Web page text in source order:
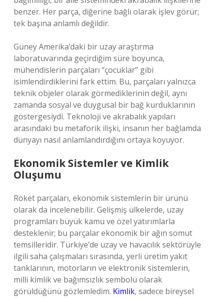
benzer. Her parça, diğerine bağlı olarak işlev görür;
tek başına anlamlı değildir.
Güney Amerika’daki bir uzay araştırma
laboratuvarında geçirdiğim süre boyunca,
mühendislerin parçaları “çocuklar” gibi
isimlendirdiklerini fark ettim. Bu, parçaları yalnızca
teknik objeler olarak görmediklerinin değil, aynı
zamanda sosyal ve duygusal bir bağ kurduklarının
göstergesiydi. Teknoloji ve akrabalık yapıları
arasındaki bu metaforik ilişki, insanın her bağlamda
dünyayı nasıl anlamlandırdığını ortaya koyuyor.
Ekonomik Sistemler ve Kimlik
Oluşumu
Roket parçaları, ekonomik sistemlerin bir ürünü
olarak da incelenebilir. Gelişmiş ülkelerde, uzay
programları büyük kamu ve özel yatırımlarla
desteklenir; bu parçalar ekonomik bir ağın somut
temsilleridir. Türkiye’de uzay ve havacılık sektörüyle
ilgili saha çalışmaları sırasında, yerli üretim yakıt
tanklarının, motorların ve elektronik sistemlerin,
milli kimlik ve bağımsızlık sembolü olarak
görüldüğünü gözlemledim. Kimlik, sadece bireysel